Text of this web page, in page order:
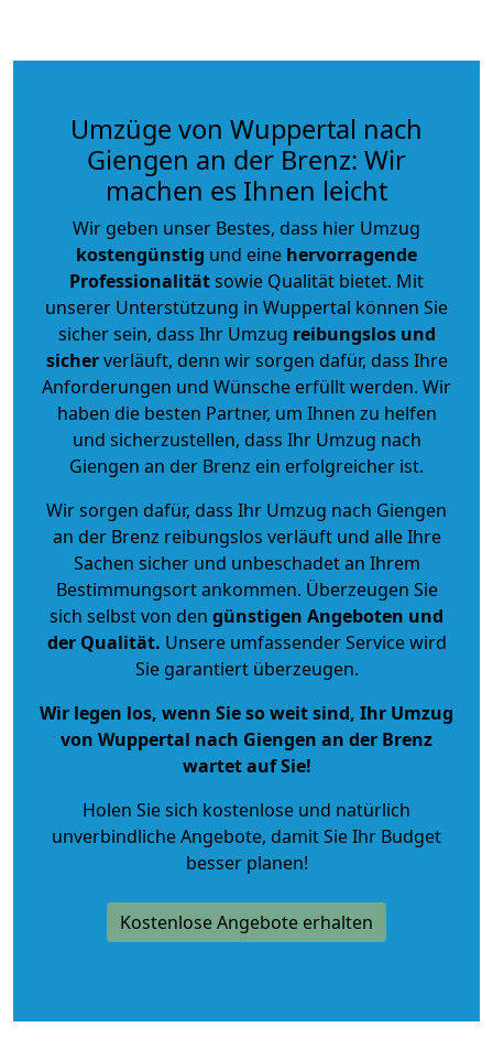
Umzüge von Wuppertal nach
Giengen an der Brenz: Wir
machen es Ihnen leicht
Wir geben unser Bestes, dass hier Umzug
kostengünstig und eine hervorragende
Professionalitätsowie Qualität bietet. Mit
unserer Unterstützung in Wuppertal können Sie
sicher sein, dass Ihr Umzug reibungslos und
sicherverläuft, denn wir sorgen dafür, dass Ihre
Anforderungen und Wünsche erfüllt werden. Wir
haben die besten Partner, um Ihnen zu helfen
und sicherzustellen, dass Ihr Umzug nach
Giengen an der Brenz ein erfolgreicher ist.
Wir sorgen dafür, dass Ihr Umzug nach Giengen
an der Brenz reibungslos verläuft und alle Ihre
Sachen sicher und unbeschadet an Ihrem
Bestimmungsort ankommen. Überzeugen Sie
sich selbst von den günstigen Angeboten und
der Qualität. Unsere umfassender Service wird
Sie garantiert überzeugen.
Wir legen los, wenn Sie so weit sind, Ihr Umzug
von Wuppertal nach Giengen an der Brenz
wartet auf Sie!
Holen Sie sich kostenlose und natürlich
unverbindliche Angebote, damit Sie Ihr Budget
besser planen!
Kostenlose Angebote erhalten